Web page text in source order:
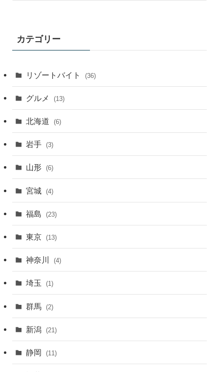
ブ
カテゴリー
リゾートバイト (36)
グルメ (13)
北海道 (6)
岩手 (3)
山形 (6)
宮城 (4)
福島 (23)
東京 (13)
神奈川 (4)
埼玉 (1)
群馬 (2)
新潟 (21)
静岡 (11)